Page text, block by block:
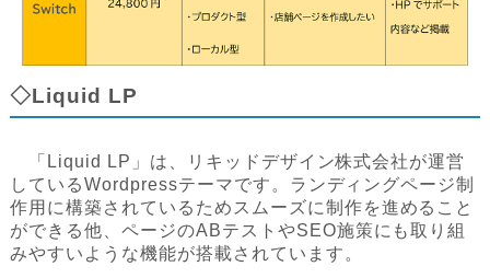
◇Liquid LP
「Liquid LP」は、リキッドデザイン株式会社が運営
しているWordpressテーマです。ランディングページ制
作用に構築されているためスムーズに制作を進めること
ができる他、ページのABテストやSEO施策にも取り組
みやすいような機能が搭載されています。